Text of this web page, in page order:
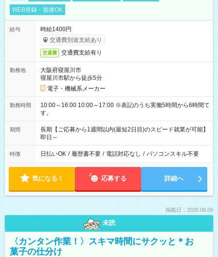
WEB登録・面接OK
給与
時給1400円
交通費別途支給あり
交通費 交通費支給有り
勤務地
大阪府寝屋川市
寝屋川市駅から徒歩5分
電子・機械系メーカー
勤務時間
10:00～16:00 10:00～17:00 ※表記のうち実働5時間から6時間で
す。
期間
長期【ご応募から1週間以内(最短2日目)のスピード就業が可能】
即日～
特徴 日払いOK / 履歴書不要 / 電話対応なし / パソコンスキル不要
気になる！ 応募する 詳細へ
掲載日：2026.08.09
未読
〈カンタン作業！〉スキマ時間にサクッと＊お
菓子の仕分け